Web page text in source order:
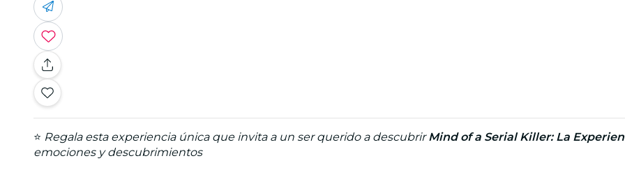
⭐ Regala esta experiencia única que invita a un ser querido a descubrirMind of a Serial Killer: La
emociones y descubrimientos